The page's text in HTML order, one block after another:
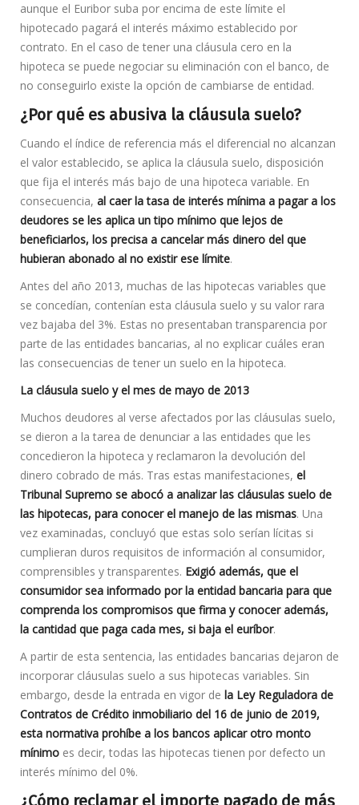
aunque el Euribor suba por encima de este límite el
hipotecado pagará el interés máximo establecido por
contrato. En el caso de tener una cláusula cero en la
hipoteca se puede negociar su eliminación con el banco, de
no conseguirlo existe la opción de cambiarse de entidad.
¿Por qué es abusiva la cláusula suelo?
Cuando el índice de referencia más el diferencial no alcanzan
el valor establecido, se aplica la cláusula suelo, disposición
que fija el interés más bajo de una hipoteca variable. En
consecuencia, al caer la tasa de interés mínima a pagar a los
deudores se les aplica un tipo mínimo que lejos de
beneficiarlos, los precisa a cancelar más dinero del que
hubieran abonado al no existir ese límite.
Antes del año 2013, muchas de las hipotecas variables que
se concedían, contenían esta cláusula suelo y su valor rara
vez bajaba del 3%. Estas no presentaban transparencia por
parte de las entidades bancarias, al no explicar cuáles eran
las consecuencias de tener un suelo en la hipoteca.
La cláusula suelo y el mes de mayo de 2013
Muchos deudores al verse afectados por las cláusulas suelo,
se dieron a la tarea de denunciar a las entidades que les
concedieron la hipoteca y reclamaron la devolución del
dinero cobrado de más. Tras estas manifestaciones, el
Tribunal Supremo se abocó a analizar las cláusulas suelo de
las hipotecas, para conocer el manejo de las mismas. Una
vez examinadas, concluyó que estas solo serían lícitas si
cumplieran duros requisitos de información al consumidor,
comprensibles y transparentes. Exigió además, que el
consumidor sea informado por la entidad bancaria para que
comprenda los compromisos que firma y conocer además,
la cantidad que paga cada mes, si baja el euríbor.
A partir de esta sentencia, las entidades bancarias dejaron de
incorporar cláusulas suelo a sus hipotecas variables. Sin
embargo, desde la entrada en vigor de la Ley Reguladora de
Contratos de Crédito inmobiliario del 16 de junio de 2019,
esta normativa prohíbe a los bancos aplicar otro monto
mínimo es decir, todas las hipotecas tienen por defecto un
interés mínimo del 0%.
¿Cómo reclamar el importe pagado de más